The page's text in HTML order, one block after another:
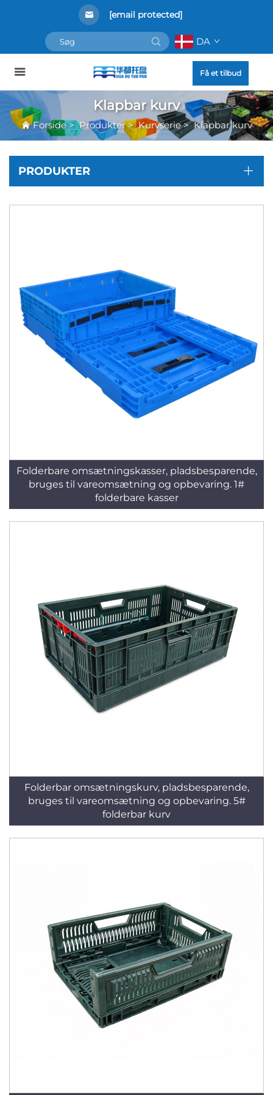
[email protected]
DA
Få et tilbud
Klapbar kurv
Forside>Produkter>Kurvserie>Klapbar kurv
PRODUKTER
Folderbare omsætningskasser, pladsbesparende,
bruges til vareomsætning og opbevaring. 1#
folderbare kasser
Folderbar omsætningskurv, pladsbesparende,
bruges til vareomsætning og opbevaring. 5#
folderbar kurv